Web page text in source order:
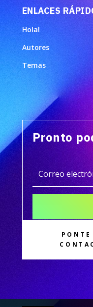
ENLACES
Hola!
Autores
Temas
Pronto
PONTE